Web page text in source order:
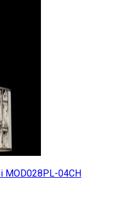
MOD028PL-04CH